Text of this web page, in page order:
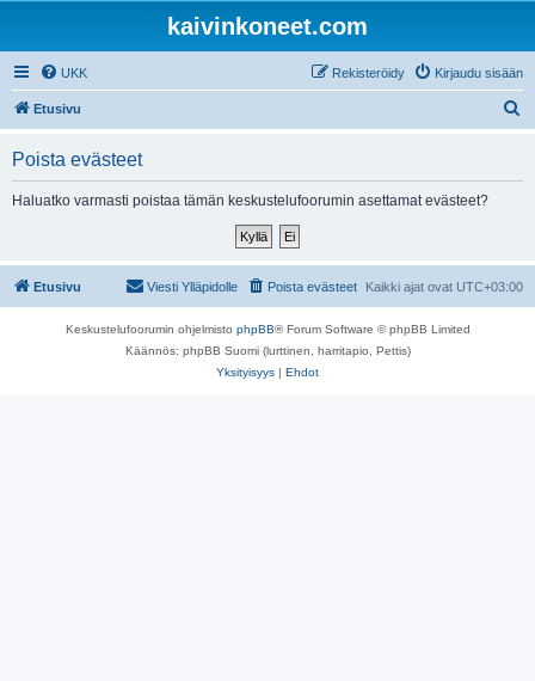
kaivinkoneet.com
UKK Kirjaudu sisään
Rekisteröidy
Etusivu
Poista evästeet
Haluatko varmasti poistaa tämän keskustelufoorumin asettamat evästeet?
Etusivu Kaikki ajat ovat UTC+03:00
Poista evästeet
Viesti Ylläpidolle
Keskustelufoorumin ohjelmisto phpBB® Forum Software © phpBB Limited
Käännös: phpBB Suomi (lurttinen, harritapio, Pettis)
Yksityisyys | Ehdot